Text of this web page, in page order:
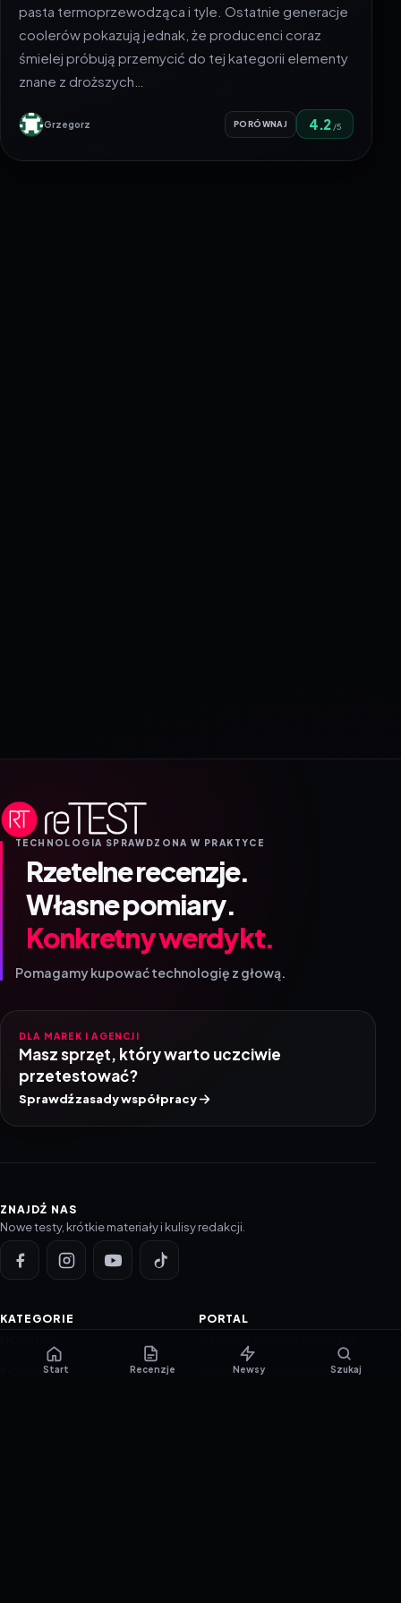
pasta termoprzewodząca i tyle. Ostatnie generacje
coolerów pokazują jednak, że producenci coraz
śmielej próbują przemycić do tej kategorii elementy
znane z droższych…
Grzegorz PORÓWNAJ 4.2 /5
TECHNOLOGIA SPRAWDZONA W PRAKTYCE
Rzetelne recenzje.
Własne pomiary.
Konkretny werdykt.
Pomagamy kupować technologię z głową.
DLA MAREK I AGENCJI
Masz sprzęt, który warto uczciwie
przetestować?
Sprawdź zasady współpracy
ZNAJDŹ NAS
Nowe testy, krótkie materiały i kulisy redakcji.
KATEGORIE
PORADNIKI
PORTAL
Polityka prywatności
Start Recenzje Newsy Szukaj